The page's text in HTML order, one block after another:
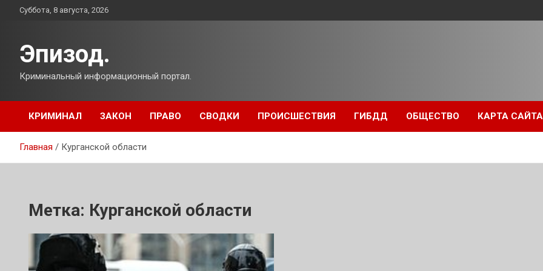
ПерейтиСуббота, 8 августа, 2026
Эпизод.
Криминальный информационный портал.
КРИМИНАЛ ЗАКОН ПРАВО СВОДКИ ПРОИСШЕСТВИЯ ГИБДД ОБЩЕСТВО КАРТА САЙТА
Главная Курганской области
Метка: Курганской области